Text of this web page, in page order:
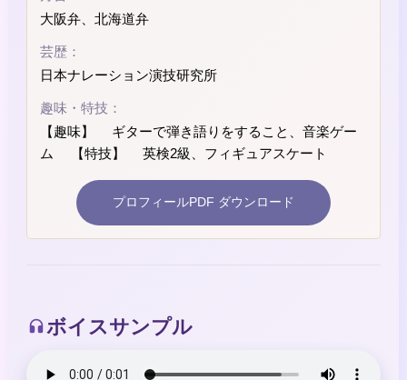
大阪弁、北海道弁
芸歴：
日本ナレーション演技研究所
趣味・特技：
【趣味】 ギターで弾き語りをすること、音楽ゲー
ム 【特技】 英検2級、フィギュアスケート
プロフィールPDF ダウンロード
ボイスサンプル